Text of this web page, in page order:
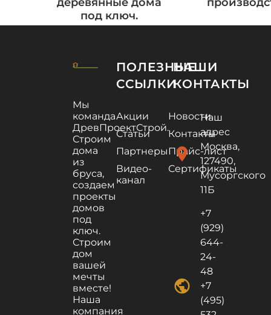
под ключ.
Мы
команда
ДревПроектСтрой.
Строим
дома
из
бруса,
создаем
проекты
домов
под
ключ.
Строим
дом
вашей
мечты
вместе!
Наша
компания
ПОЛЕЗНЫЕ
ССЫЛКИ
Акции
Новости
Статьи
Контакты
Партнеры Прайс-лист
Видео-
канал
Сертификаты
НАШИ
КОНТАКТЫ
location_on
Наш
адрес
Москва,
127490,
Мусоргского
11Б
public
+7
(929)
644-
24-
48
+7
(495)